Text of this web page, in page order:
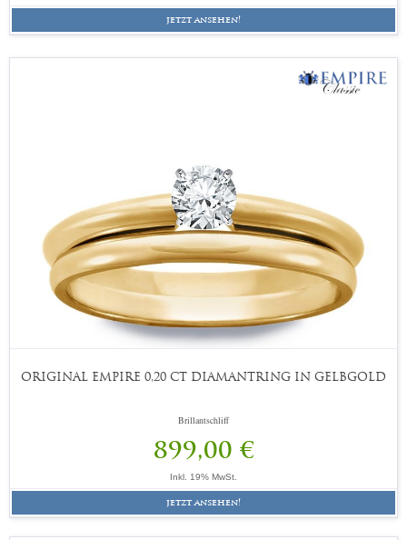
jetzt ansehen!
ORIGINAL EMPIRE 0,20 CT DIAMANTRING IN GELBGOLD
Brillantschliff
899,00 €
Inkl. 19% MwSt.
jetzt ansehen!